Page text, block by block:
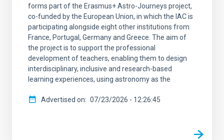
forms part of the Erasmus+ Astro-Journeys project,
co-funded by the European Union, in which the IAC is
participating alongside eight other institutions from
France, Portugal, Germany and Greece. The aim of
the project is to support the professional
development of teachers, enabling them to design
interdisciplinary, inclusive and research-based
learning experiences, using astronomy as the
Advertised on 07/23/2026 - 12:26:45